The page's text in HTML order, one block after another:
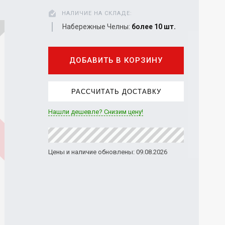
НАЛИЧИЕ НА СКЛАДЕ:
Набережные Челны: более 10 шт.
ДОБАВИТЬ В КОРЗИНУ
РАССЧИТАТЬ ДОСТАВКУ
Нашли дешевле? Снизим цену!
Цены и наличие обновлены: 09.08.2026